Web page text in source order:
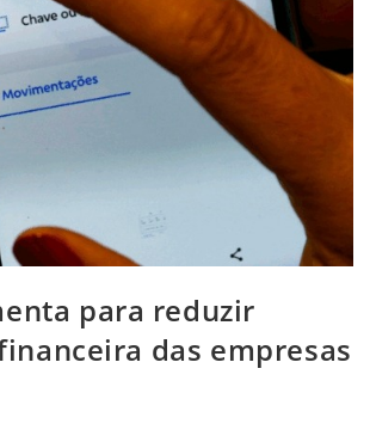
para reduzir
das empresas